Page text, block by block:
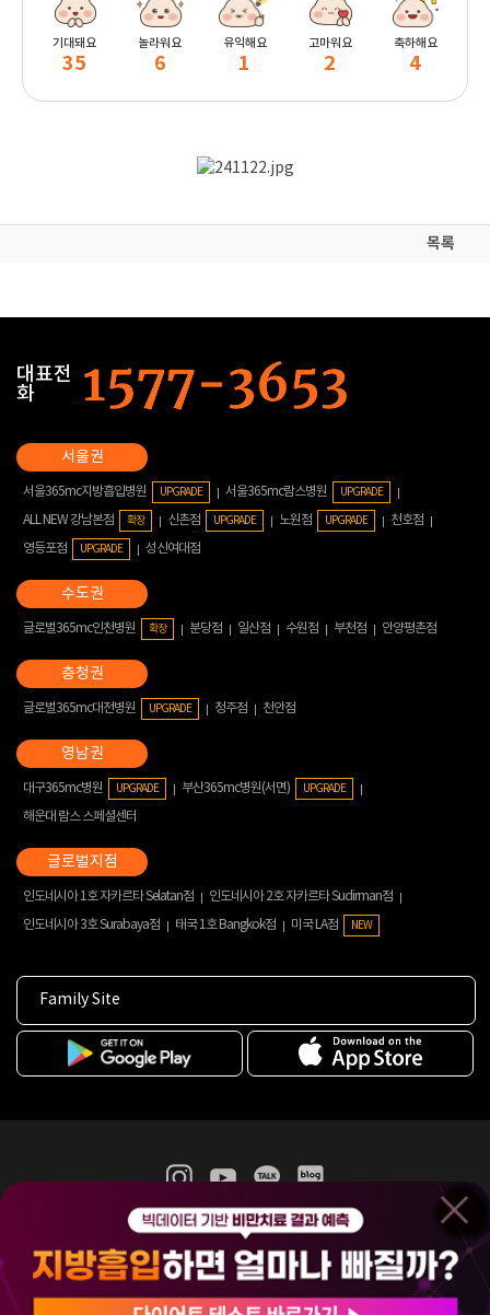
기대돼요
35
놀라워요
6
유익해요
1
고마워요
2
축하해요
4
목록
대표전
화
서울365mc지방흡입병원 UPGRADE 서울365mc람스병원 UPGRADE
ALL NEW 강남본점 확장 신촌점 UPGRADE 노원점 UPGRADE
천호점
영등포점
UPGRADE 성신여대점
글로벌365mc인천병원 확장 분당점 일산점 수원점 부천점 안양평촌점
글로벌365mc대전병원 UPGRADE 청주점 천안점
대구365mc병원 UPGRADE 부산365mc병원(서면) UPGRADE
해운대 람스 스페셜센터
인도네시아 1호 자카르타 Selatan점
인도네시아 2호 자카르타 Sudirman점
인도네시아 3호 Surabaya점
태국 1호 Bangkok점 미국 LA점 NEW
Family Site
365mc 병·의원 이용약관
홈페이지 이용약관
비급여진료수가
(주)365mcㅣ서울특별시 서초구 서초대로52길 7, 3~4층(서초동, 제일빌딩)
120-87-04354ㅣ김남철